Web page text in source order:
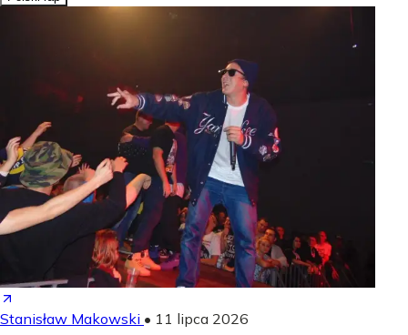
Stanisław Makowski • 11 lipca 2026